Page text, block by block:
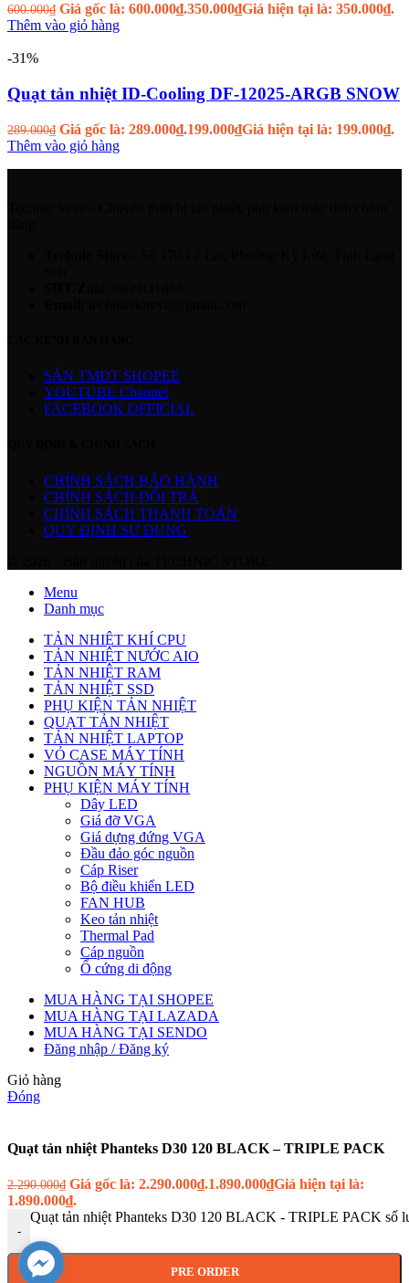
600.000₫ Giá gốc là: 600.000₫.350.000₫Giá hiện tại là: 350.000₫.
Thêm vào giỏ hàng
-31%
Quạt tản nhiệt ID-Cooling DF-12025-ARGB SNOW
289.000₫ Giá gốc là: 289.000₫.199.000₫Giá hiện tại là: 199.000₫.
Thêm vào giỏ hàng
SÀN TMĐT SHOPEE
YOUTUBE Channel
FACEBOOK OFFICIAL
CHÍNH SÁCH BẢO HÀNH
CHÍNH SÁCH ĐỔI TRẢ
CHÍNH SÁCH THANH TOÁN
QUY ĐỊNH SỬ DỤNG
Menu
Danh mục
TẢN NHIỆT KHÍ CPU
TẢN NHIỆT NƯỚC AIO
TẢN NHIỆT RAM
TẢN NHIỆT SSD
PHỤ KIỆN TẢN NHIỆT
QUẠT TẢN NHIỆT
TẢN NHIỆT LAPTOP
VỎ CASE MÁY TÍNH
NGUỒN MÁY TÍNH
PHỤ KIỆN MÁY TÍNH
Dây LED
Giá đỡ VGA
Giá dựng đứng VGA
Đầu đảo góc nguồn
Cáp Riser
Bộ điều khiển LED
FAN HUB
Keo tản nhiệt
Thermal Pad
Cáp nguồn
Ổ cứng di động
MUA HÀNG TẠI SHOPEE
MUA HÀNG TẠI LAZADA
MUA HÀNG TẠI SENDO
Đăng nhập / Đăng ký
Giỏ hàng
Đóng
Quạt tản nhiệt Phanteks D30 120 BLACK – TRIPLE PACK
2.290.000₫ Giá gốc là: 2.290.000₫.1.890.000₫Giá hiện tại là:
1.890.000₫.
-
Quạt tản nhiệt Phanteks D30 120 BLACK - TRIPLE PACK số
PRE ORDER